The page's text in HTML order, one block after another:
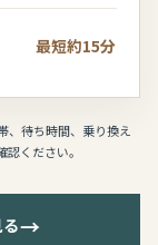
最短約15分
、待ち時間、乗り換え
ください。
→